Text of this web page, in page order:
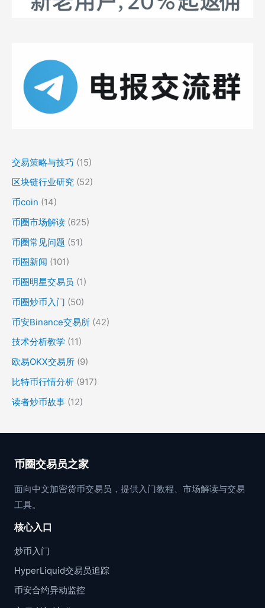
交易策略与技巧 (15)
区块链行业研究 (52)
币coin (14)
币圈市场解读 (625)
币圈常见问题 (51)
币圈新闻 (101)
币圈明星交易员 (1)
币圈炒币入门 (50)
币安Binance交易所 (42)
技术分析教学 (11)
欧易OKX交易所 (9)
比特币行情分析 (917)
读者炒币故事 (12)
币圈交易员之家
面向中文加密货币交易员，提供入门教程、市场解读与交易
工具。
核心入口
炒币入门
HyperLiquid交易员追踪
币安合约异动监控